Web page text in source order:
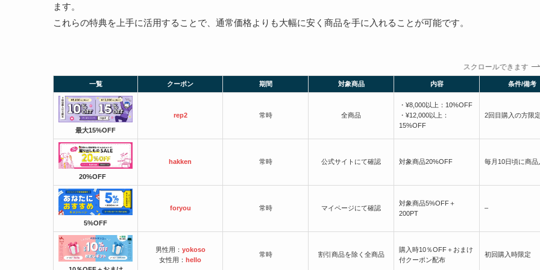
ます。
これらの特典を上手に活用することで、通常価格よりも大幅に安く商品を手に入れることが可能です。
スクロールできます
一覧 クーポン 期間 対象商品 内容 条件/備考
最大15%OFF
rep2 常時 全商品
・¥8,000以上：10%OFF
・¥12,000以上：
15%OFF
2回目購入の方限
20%OFF
hakken 常時 公式サイトにて確認 対象商品20%OFF 毎月10日頃に商品
5%OFF
foryou 常時 マイページにて確認
対象商品5%OFF＋
200PT
–
男性用： yokoso
女性用： hello
常時 割引商品を除く全商品
購入時10％OFF＋おまけ
付クーポン配布
初回購入時限定